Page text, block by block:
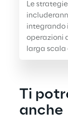
Le
integrando
operazioni
larga scala
Ti
anche